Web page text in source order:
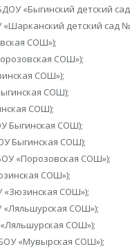
«Быгинский детский
детский сад №
СОШ»);
СОШ»);
СОШ»);
СОШ);
СОШ);
Быгинская СОШ);
Быгинская СОШ);
«Порозовская СОШ»);
СОШ»);
«Зюзинская СОШ»);
«Ляльшурская СОШ»);
СОШ»);
«Мувырская СОШ»);